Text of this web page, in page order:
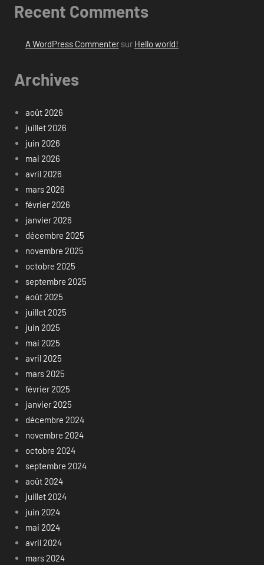
Recent Comments
A WordPress Commentersur Hello world!
Archives
août 2026
juillet 2026
juin 2026
mai 2026
avril 2026
mars 2026
février 2026
janvier 2026
décembre 2025
novembre 2025
octobre 2025
septembre 2025
août 2025
juillet 2025
juin 2025
mai 2025
avril 2025
mars 2025
février 2025
janvier 2025
décembre 2024
novembre 2024
octobre 2024
septembre 2024
août 2024
juillet 2024
juin 2024
mai 2024
avril 2024
mars 2024